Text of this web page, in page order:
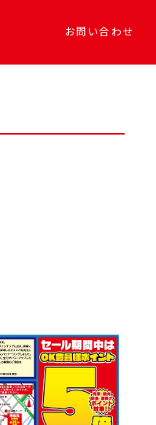
お問い合わせ